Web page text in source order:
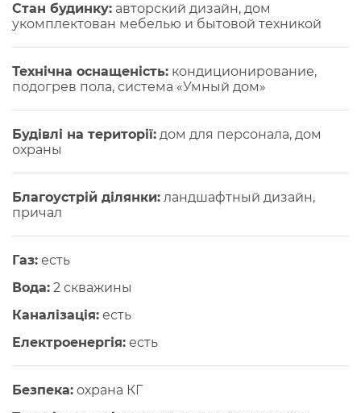
Стан будинку: авторский дизайн, дом
укомплектован мебелью и бытовой техникой
Технічна оснащеність: кондиционирование,
подогрев пола, система «Умный дом»
Будівлі на території: дом для персонала, дом
охраны
Благоустрій ділянки: ландшафтный дизайн,
причал
Газ: есть
Вода: 2 скважины
Каналізація: есть
Електроенергія: есть
Безпека: охрана КГ